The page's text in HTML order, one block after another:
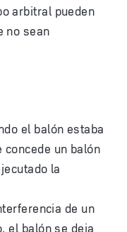
arbitral pueden
no sean
el balón estaba
un balón
la
de un
el balón se deja